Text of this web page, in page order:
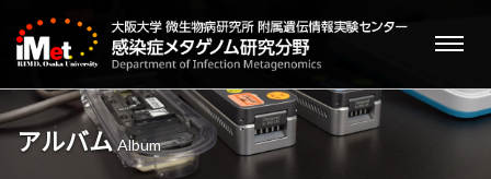
アルバムAlbum